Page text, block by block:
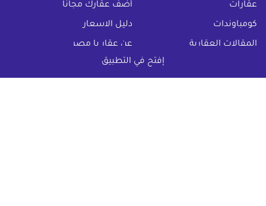
إفتح في التطبيق
عقارات أضف عقارك مجانا
كومباوندات دليل الاسعار
المقالات العقارية عن عقار يا مصر
تواصل معنا